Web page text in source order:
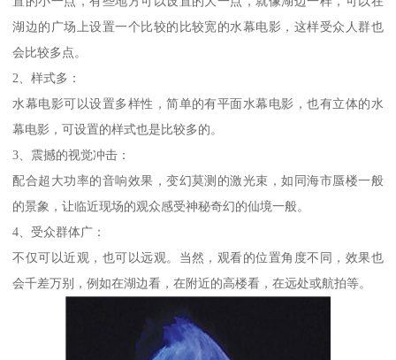
湖边的广场上设置一个比较的比较宽的水幕电影，这样受众人群也
会比较多点。
2、样式多：
水幕电影可以设置多样性，简单的有平面水幕电影，也有立体的水
幕电影，可设置的样式也是比较多的。
3、震撼的视觉冲击：
配合超大功率的音响效果，变幻莫测的激光束，如同海市蜃楼一般
的景象，让临近现场的观众感受神秘奇幻的仙境一般。
4、受众群体广：
不仅可以近观，也可以远观。当然，观看的位置角度不同，效果也
会千差万别，例如在湖边看，在附近的高楼看，在远处或航拍等。